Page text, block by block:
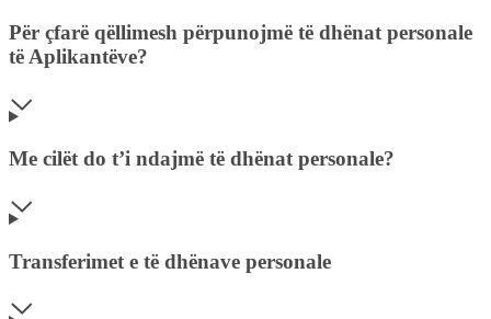
Për çfarë qëllimesh përpunojmë të dhënat personale
të Aplikantëve?
Me cilët do t’i ndajmë të dhënat personale?
Transferimet e të dhënave personale